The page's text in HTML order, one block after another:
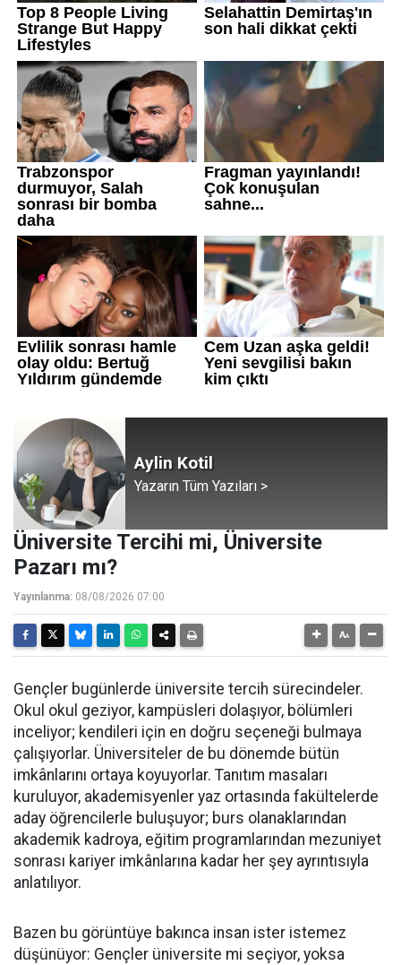
Aylin Kotil
Yazarın Tüm Yazıları >
Üniversite Tercihi mi, Üniversite
Pazarı mı?
Yayınlanma: 08/08/2026 07:00
Gençler bugünlerde üniversite tercih sürecindeler.
Okul okul geziyor, kampüsleri dolaşıyor, bölümleri
inceliyor; kendileri için en doğru seçeneği bulmaya
çalışıyorlar. Üniversiteler de bu dönemde bütün
imkânlarını ortaya koyuyorlar. Tanıtım masaları
kuruluyor, akademisyenler yaz ortasında fakültelerde
aday öğrencilerle buluşuyor; burs olanaklarından
akademik kadroya, eğitim programlarından mezuniyet
sonrası kariyer imkânlarına kadar her şey ayrıntısıyla
anlatılıyor.
Bazen bu görüntüye bakınca insan ister istemez
düşünüyor: Gençler üniversite mi seçiyor, yoksa